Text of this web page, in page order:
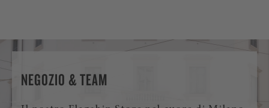
NEGOZIO & TEAM